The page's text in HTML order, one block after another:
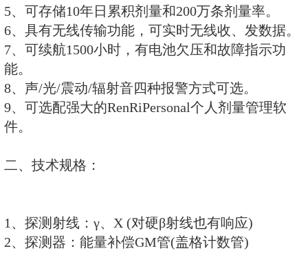
可选配的管理软件